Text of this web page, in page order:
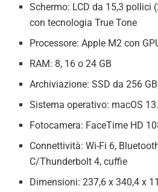
Schermo: LCD da 15,3 pollici
con tecnologia True Tone
Processore: Apple M2 con
RAM: 8, 16 o 24 GB
Archiviazione: SSD da 256
Sistema operativo: macOS
Fotocamera: FaceTime HD
Connettività: Wi-Fi 6,
C/Thunderbolt 4, cuffie
Dimensioni: 237,6 x 340,4 x